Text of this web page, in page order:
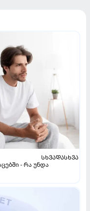
ᲡᲮᲕᲐᲓᲐᲡᲮᲕᲐ
- რა უნდა